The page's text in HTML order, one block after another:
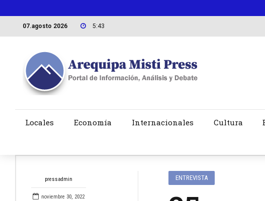
07.agosto 2026 5:43
Locales Economía Internacionales Cultura
pressadmin
noviembre 30, 2022
ENTREVISTA